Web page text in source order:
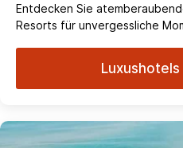
Entdecken Sie
Resorts für unvergessliche